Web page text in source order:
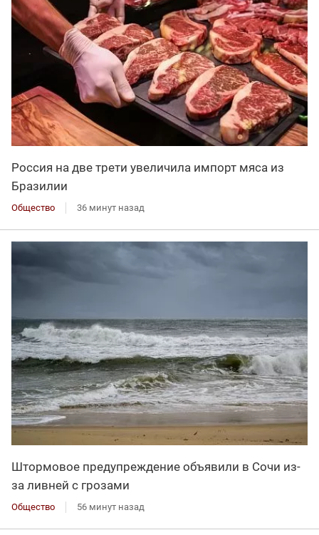
Россия на две трети увеличила импорт мяса из
Бразилии
Общество 36 минут назад
Штормовое предупреждение объявили в Сочи из-
за ливней с грозами
Общество 56 минут назад